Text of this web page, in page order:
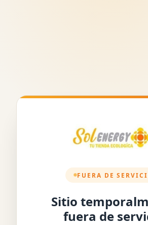
FUERA DE
Sitio
fuera de